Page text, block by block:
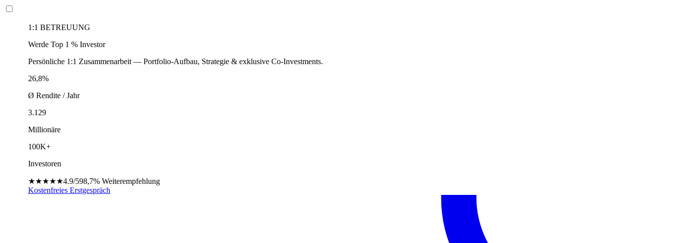
1:1 BETREUUNG
Werde Top 1 % Investor
Persönliche 1:1 Zusammenarbeit — Portfolio-Aufbau, Strategie & exklusive Co-Investments.
26,8%
Ø Rendite / Jahr
3.129
Millionäre
100K+
Investoren
★★★★★4.9/598,7% Weiterempfehlung
Kostenfreies Erstgespräch